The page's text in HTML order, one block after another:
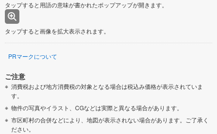
タップすると用語の意味が書かれたポップアップが開きます。
タップすると画像を拡大表示されます。
PRマークについて
ご注意
消費税および地方消費税の対象となる場合は税込み価格が表示されていま
す。
物件の写真やイラスト、CGなどは実際と異なる場合があります。
市区町村の合併などにより、地図が表示されない場合があります。ご了承く
ださい。